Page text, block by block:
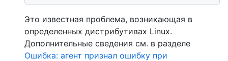
Это известная проблема, возникающая в
определенных дистрибутивах Linux.
Дополнительные сведения см. в разделе
Ошибка: агент признал ошибку при